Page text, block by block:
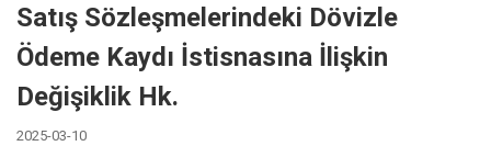
Satış Sözleşmelerindeki Dövizle
Ödeme Kaydı İstisnasına İlişkin
Değişiklik Hk.
2025-03-10